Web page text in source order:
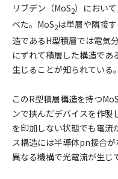
リブデン（MoS2）におい
べた。MoS2は単層や隣接
造であるH型積層では電気
にずれて積層した構造で
生じることが知られている。
このR型積層構造を持つ
ンで挟んだデバイスを作
を印加しない状態でも電流
ス構造には半導体pn接合
異なる機構で光電流が生じ